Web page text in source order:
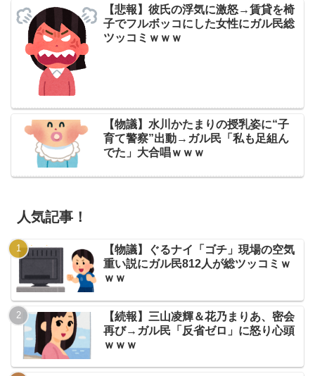
【悲報】彼氏の浮気に激怒→賃貸を椅
子でフルボッコにした女性にガル民総
ツッコミｗｗｗ
【物議】水川かたまりの授乳姿に“子
育て警察”出動→ガル民「私も足組ん
でた」大合唱ｗｗｗ
人気記事！
【物議】ぐるナイ「ゴチ」現場の空気
重い説にガル民812人が総ツッコミｗ
ｗｗ
【続報】三山凌輝＆花乃まりあ、密会
再び→ガル民「反省ゼロ」に怒り心頭
ｗｗｗ